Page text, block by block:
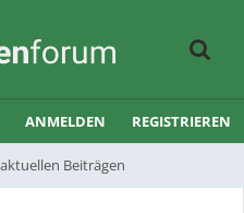
Beiträgen
ANMELDEN REGISTRIEREN